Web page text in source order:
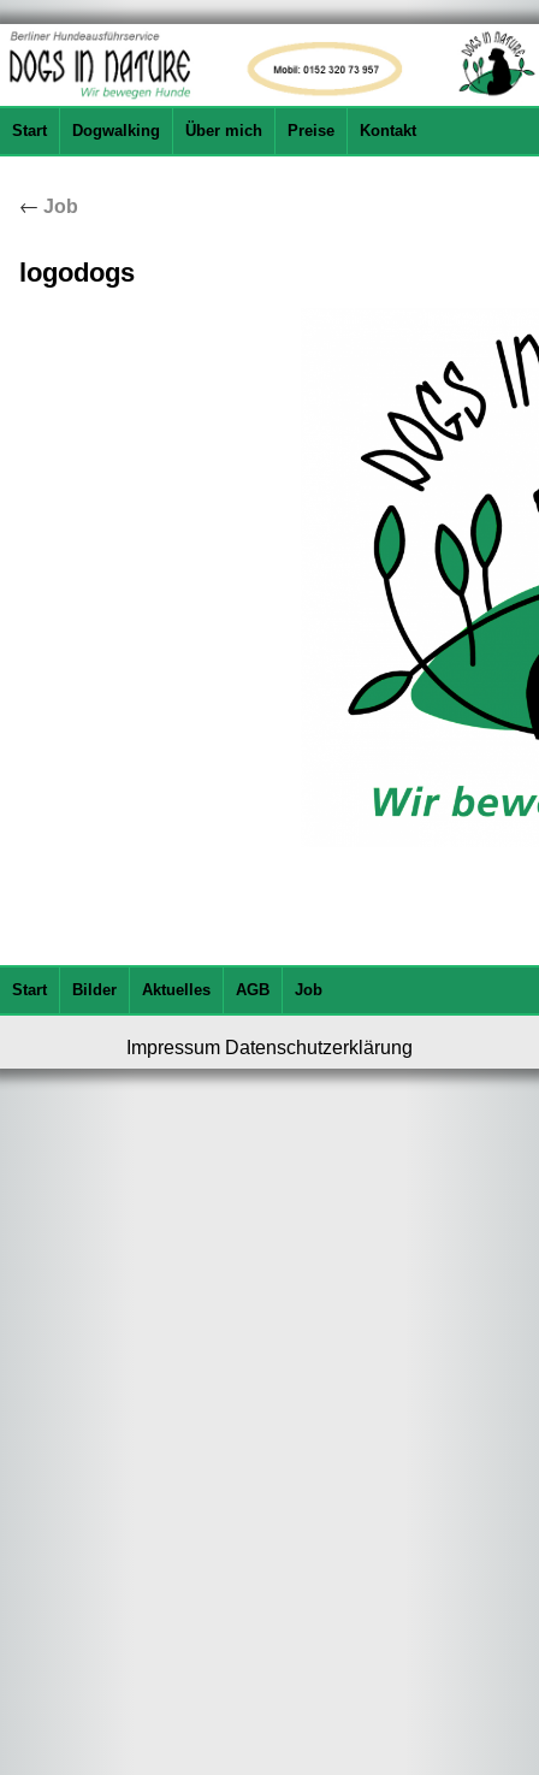
Start Dogwalking Über mich Preise Kontakt
← Job
logodogs
Start Bilder Aktuelles AGB Job
Impressum Datenschutzerklärung